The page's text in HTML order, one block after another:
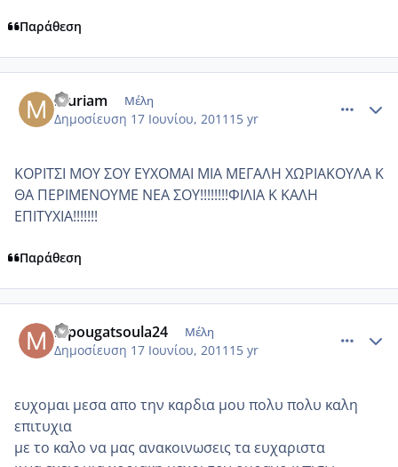
Παράθεση
muriam Μέλη
Δημοσίευση 17 Ιουνίου, 2011 15 yr
ΚΟΡΙΤΣΙ ΜΟΥ ΣΟΥ ΕΥΧΟΜΑΙ ΜΙΑ ΜΕΓΑΛΗ ΧΩΡΙΑΚΟΥΛΑ Κ
ΘΑ ΠΕΡΙΜΕΝΟΥΜΕ ΝΕΑ ΣΟΥ!!!!!!!!ΦΙΛΙΑ Κ ΚΑΛΗ
ΕΠΙΤΥΧΙΑ!!!!!!!
Παράθεση
mpougatsoula24 Μέλη
Δημοσίευση 17 Ιουνίου, 2011 15 yr
ευχομαι μεσα απο την καρδια μου πολυ πολυ καλη
επιτυχια
με το καλο να μας ανακοινωσεις τα ευχαριστα